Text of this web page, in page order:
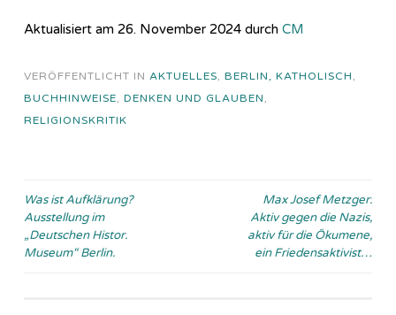
Aktualisiert am 26. November 2024 durch CM
VERÖFFENTLICHT IN AKTUELLES BERLIN, KATHOLISCH
BUCHHINWEISE
DENKEN UND GLAUBEN
RELIGIONSKRITIK
Beitragsnavigation
Was ist Aufklärung?
Ausstellung im
„Deutschen Histor.
Museum“ Berlin.
Max Josef Metzger:
Aktiv gegen die Nazis,
aktiv für die Ökumene,
ein Friedensaktivist…